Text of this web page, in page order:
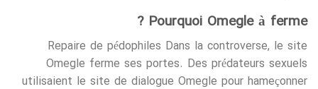
Pourquoi Omegle à ferme ?
Repaire de pédophiles Dans la controverse, le site
Omegle ferme ses portes. Des prédateurs sexuels
utilisaient le site de dialogue Omegle pour hameçonner